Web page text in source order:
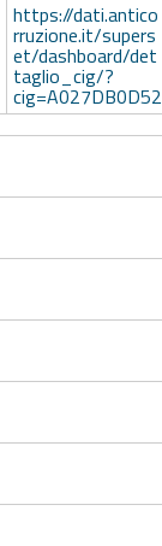
https://dati.antico
rruzione.it/supers
et/dashboard/det
taglio_cig/?
cig=A027DB0D52